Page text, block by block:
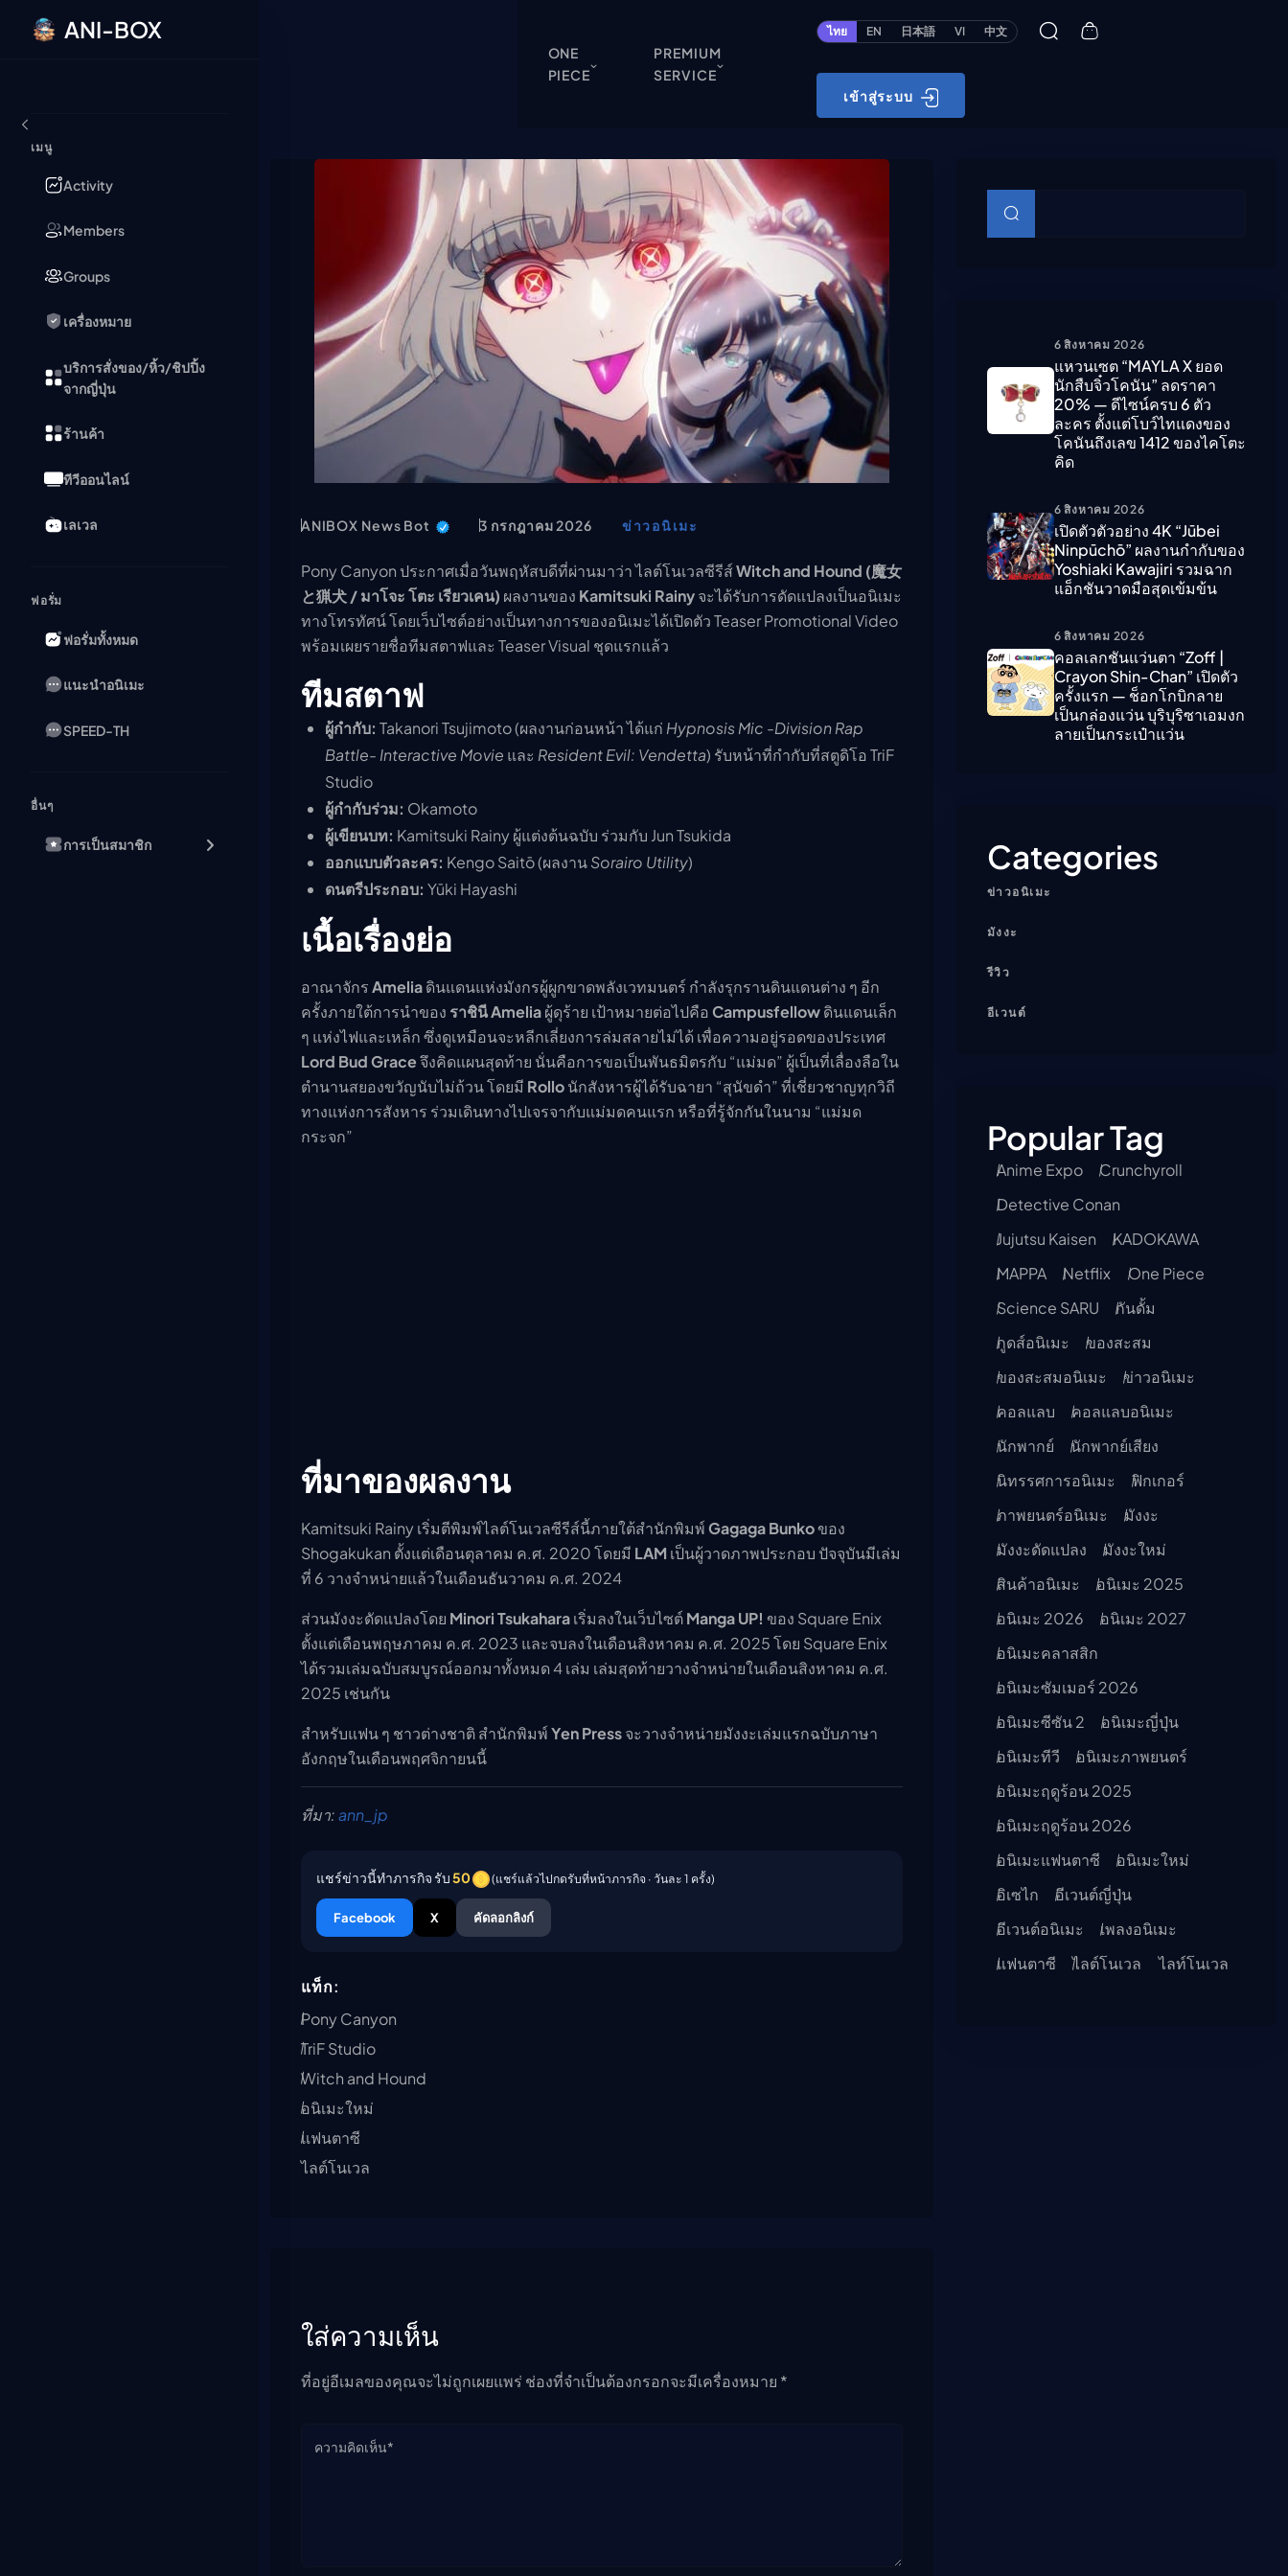
ข้ามไปยังเนื้อหา
ANI-BOX
เมนู
Activity
Members
Groups
เครื่องหมาย
บริการสั่งของ/หิ้ว/ชิปปิ้ง
จากญี่ปุ่น
ร้านค้า
ทีวีออนไลน์
เลเวล
ฟอรั่ม
ฟอรั่มทั้งหมด
แนะนำอนิเมะ
SPEED-TH
อื่นๆ
การเป็นสมาชิก
ONE
PIECE
PREMIUM
SERVICE
ไทย EN 日本語 VI 中文
เข้าสู่ระบบ
Cardlist
Collection
Deck Builder
My-Collection
Deck Library
Deck Share
PREMIUM SERVICE
ทีวีออนไลน์
แนะนำรายการทีวี
อนิเมะ
ตารางออกอากาศอนิเมะ (คืนนี้)
ANIBOX News Bot
3 กรกฎาคม 2026 ข่าวอนิเมะ
Pony Canyon ประกาศเมื่อวันพฤหัสบดีที่ผ่านมาว่า ไลต์โนเวลซีรีส์Witch and Hound (魔女
と猟犬 / มาโจะ โตะ เรียวเคน) ผลงานของ Kamitsuki Rainyจะได้รับการดัดแปลงเป็นอนิเมะ
ทางโทรทัศน์ โดยเว็บไซต์อย่างเป็นทางการของอนิเมะได้เปิดตัว Teaser Promotional Video
พร้อมเผยรายชื่อทีมสตาฟและ Teaser Visual ชุดแรกแล้ว
ทีมสตาฟ
ผู้กำกับ: Takanori Tsujimoto (ผลงานก่อนหน้า ได้แก่ Hypnosis Mic -Division Rap
Battle- Interactive Movie และ Resident Evil: Vendetta) รับหน้าที่กำกับที่สตูดิโอ TriF
Studio
ผู้กำกับร่วม: Okamoto
ผู้เขียนบท: Kamitsuki Rainy ผู้แต่งต้นฉบับ ร่วมกับ Jun Tsukida
ออกแบบตัวละคร: Kengo Saitō (ผลงานSorairo Utility)
ดนตรีประกอบ: Yūki Hayashi
เนื้อเรื่องย่อ
อาณาจักรAmeliaดินแดนแห่งมังกรผู้ผูกขาดพลังเวทมนตร์ กำลังรุกรานดินแดนต่าง ๆ อีก
ครั้งภายใต้การนำของ ราชินี Ameliaผู้ดุร้าย เป้าหมายต่อไปคือCampusfellowดินแดนเล็ก
ๆ แห่งไฟและเหล็ก ซึ่งดูเหมือนจะหลีกเลี่ยงการล่มสลายไม่ได้ เพื่อความอยู่รอดของประเทศ
Lord Bud Graceจึงคิดแผนสุดท้าย นั่นคือการขอเป็นพันธมิตรกับ “แม่มด” ผู้เป็นที่เลื่องลือใน
ตำนานสยองขวัญนับไม่ถ้วน โดยมี Rolloนักสังหารผู้ได้รับฉายา “สุนัขดำ” ที่เชี่ยวชาญทุกวิถี
ทางแห่งการสังหาร ร่วมเดินทางไปเจรจากับแม่มดคนแรก หรือที่รู้จักกันในนาม “แม่มด
กระจก”
ที่มาของผลงาน
Kamitsuki Rainy เริ่มตีพิมพ์ไลต์โนเวลซีรีส์นี้ภายใต้สำนักพิมพ์Gagaga Bunkoของ
Shogakukan ตั้งแต่เดือนตุลาคม ค.ศ. 2020 โดยมี LAM เป็นผู้วาดภาพประกอบ ปัจจุบันมีเล่ม
ที่ 6 วางจำหน่ายแล้วในเดือนธันวาคม ค.ศ. 2024
ส่วนมังงะดัดแปลงโดย Minori Tsukaharaเริ่มลงในเว็บไซต์Manga UP! ของ Square Enix
ตั้งแต่เดือนพฤษภาคม ค.ศ. 2023 และจบลงในเดือนสิงหาคม ค.ศ. 2025 โดย Square Enix
ได้รวมเล่มฉบับสมบูรณ์ออกมาทั้งหมด 4 เล่ม เล่มสุดท้ายวางจำหน่ายในเดือนสิงหาคม ค.ศ.
2025 เช่นกัน
สำหรับแฟน ๆ ชาวต่างชาติ สำนักพิมพ์Yen Pressจะวางจำหน่ายมังงะเล่มแรกฉบับภาษา
อังกฤษในเดือนพฤศจิกายนนี้
ที่มา:ann_jp
แชร์ข่าวนี้ทำภารกิจ รับ50 (แชร์แล้วไปกดรับที่หน้าภารกิจ · วันละ 1 ครั้ง)
Facebook X คัดลอกลิงก์
แท็ก:
Pony Canyon
TriF Studio
Witch and Hound
อนิเมะใหม่
แฟนตาซี
ไลต์โนเวล
ใส่ความเห็น
ที่อยู่อีเมลของคุณจะไม่ถูกเผยแพร่ ช่องที่จำเป็นต้องกรอกจะมีเครื่องหมาย *
ความคิดเห็น*
บทความย่อย
6 สิงหาคม 2026
แหวนเซต “MAYLA X ยอด
นักสืบจิ๋วโคนัน” ลดราคา
20% — ดีไซน์ครบ 6 ตัว
ละคร ตั้งแต่โบว์ไทแดงของ
โคนันถึงเลข 1412 ของไคโตะ
คิด
6 สิงหาคม 2026
เปิดตัวตัวอย่าง 4K “Jūbei
Ninpūchō” ผลงานกำกับของ
Yoshiaki Kawajiri รวมฉาก
แอ็กชันวาดมือสุดเข้มข้น
6 สิงหาคม 2026
คอลเลกชันแว่นตา “Zoff |
Crayon Shin-Chan” เปิดตัว
ครั้งแรก — ช็อกโกบิกลาย
เป็นกล่องแว่น บุริบุริซาเอมงก
ลายเป็นกระเป๋าแว่น
Categories
ข่าวอนิเมะ
มังงะ
รีวิว
อีเวนต์
Popular Tag
Anime Expo
Crunchyroll
Detective Conan
Jujutsu Kaisen
KADOKAWA
MAPPA
Netflix
One Piece
Science SARU
กันดั้ม
กูดส์อนิเมะ
ของสะสม
ของสะสมอนิเมะ
ข่าวอนิเมะ
คอลแลบ
คอลแลบอนิเมะ
นักพากย์
นักพากย์เสียง
นิทรรศการอนิเมะ
ฟิกเกอร์
ภาพยนตร์อนิเมะ
มังงะ
มังงะดัดแปลง
มังงะใหม่
สินค้าอนิเมะ
อนิเมะ 2025
อนิเมะ 2026
อนิเมะ 2027
อนิเมะคลาสสิก
อนิเมะซัมเมอร์ 2026
อนิเมะซีซัน 2
อนิเมะญี่ปุ่น
อนิเมะทีวี
อนิเมะภาพยนตร์
อนิเมะฤดูร้อน 2025
อนิเมะฤดูร้อน 2026
อนิเมะแฟนตาซี
อนิเมะใหม่
อิเซไก
อีเวนต์ญี่ปุ่น
อีเวนต์อนิเมะ
เพลงอนิเมะ
แฟนตาซี
ไลต์โนเวล ไลท์โนเวล